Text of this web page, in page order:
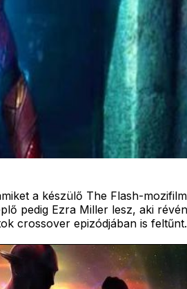
a készülő The Flash-
pedig Ezra Miller lesz, aki
crossover epizódjában is